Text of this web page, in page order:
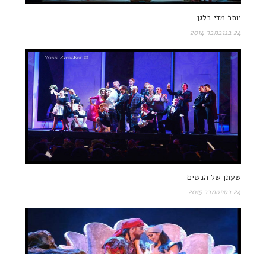
יותר מדי בלגן
24 בנובמבר 2014
שעתן של הנשים
24 בספטמבר 2015